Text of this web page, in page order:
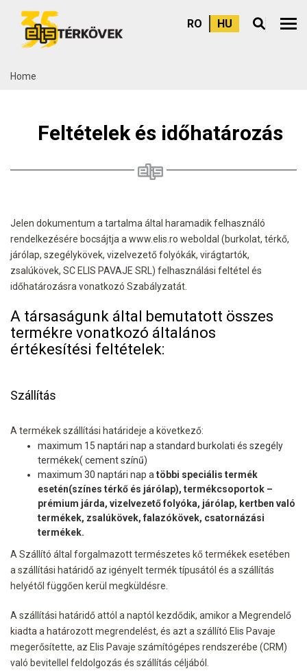
RO HU
Home
Feltételek és időhatározás
Jelen dokumentum a tartalma által haramadik felhasználó
rendelkezésére bocsájtja a www.elis.ro weboldal (burkolat, térkő,
járólap, szegélykövek, vizelvezető folyókák, virágtartók,
zsalúkövek, SC ELIS PAVAJE SRL) felhasználási feltétel és
időhatározásra vonatkozó Szabályzatát.
A társaságunk által bemutatott összes
termékre vonatkozó általános
értékesítési feltételek:
Szállítás
A termékek szállítási határideje a következő:
maximum 15 naptári nap a standard burkolati és szegély
termékek( cement színű)
maximum 30 naptári nap a többi speciális termék
esetén(színes térkő és járólap), termékcsoportok –
prémium járda, vizelvezető folyóka, járólap, kertben való
termékek, zsalúkövek, falazókövek, csatornázási
termékek.
A Szállító által forgalmazott természetes kő termékek esetében
a szállítási határidő az igényelt termék típusától és a szállítás
helyétől függően kerül megküldésre.
A szállítási határidő attól a naptól kezdődik, amikor a Megrendelő
kiadta a határozott megrendelést, és azt a szállító Elis Pavaje
megerősítette, az Elis Pavaje számítógépes rendszerébe (CRM)
való bevitellel feldolgozás és szállítás céljából.